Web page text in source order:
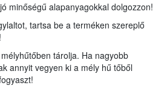
minőségű alapanyagokkal dolgozzon!
tartsa be a terméken szereplő
tárolja. Ha nagyobb
annyit vegyen ki a mély hű tőből